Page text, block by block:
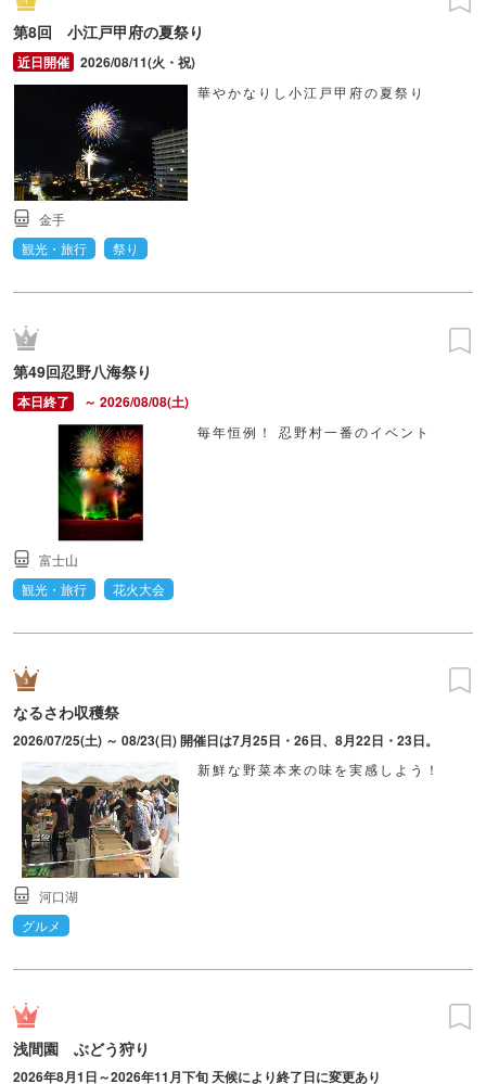
第8回 小江戸甲府の夏祭り
2026/08/11(火・祝)
華やかなりし小江戸甲府の夏祭り
金手
観光・旅行
祭り
第49回忍野八海祭り
～ 2026/08/08(土)
毎年恒例！ 忍野村一番のイベント
富士山
観光・旅行
花火大会
なるさわ収穫祭
2026/07/25(土) ～ 08/23(日) 開催日は7月25日・26日、8月22日・23日。
新鮮な野菜本来の味を実感しよう！
河口湖
グルメ
浅間園 ぶどう狩り
2026年8月1日～2026年11月下旬 天候により終了日に変更あり